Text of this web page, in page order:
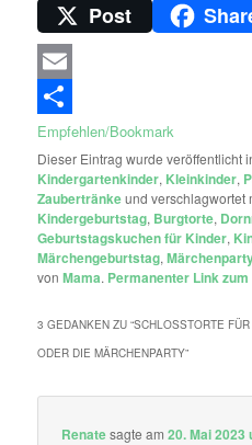
Post
Email
Empfehlen/Bookmark
Dieser Eintrag wurde veröffentlicht
Kindergartenkinder, Kleinkinder,
Zaubertränkeund verschlagwortet
Kindergeburtstag, Burgtorte,
Geburtstagskuchen für Kinder,
Märchengeburtstag,
vonMama. Permanenter Link
3 GEDANKEN ZU “SCHLOSSTORTE
ODER DIE MÄRCHENPARTY”
Renatesagte am20. Mai 2023